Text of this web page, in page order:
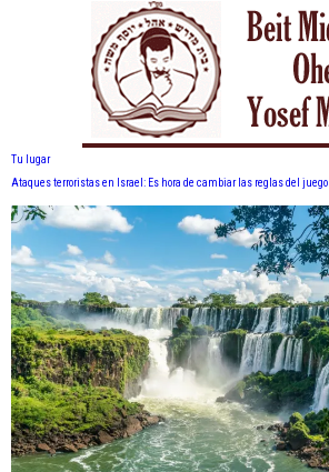
Tu lugar
Ataques terroristas en Israel: Es hora de cambiar las reglas del juego